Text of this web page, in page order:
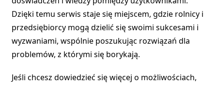
Dzięki temu serwis staje się miejscem, gdzie rolnicy i
przedsiębiorcy mogą dzielić się swoimi sukcesami i
wyzwaniami, wspólnie poszukując rozwiązań dla
problemów, z którymi się borykają.
Jeśli chcesz dowiedzieć się więcej o możliwościach,